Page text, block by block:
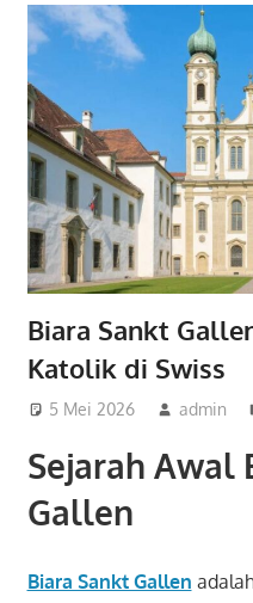
Biara Sankt
Katolik di Swiss
5 Mei 2026 admin
Sejarah Awal
Gallen
Biara Sankt Gallen